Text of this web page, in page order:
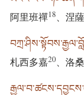
阿里班禪18、涅
札西多嘉20、洛